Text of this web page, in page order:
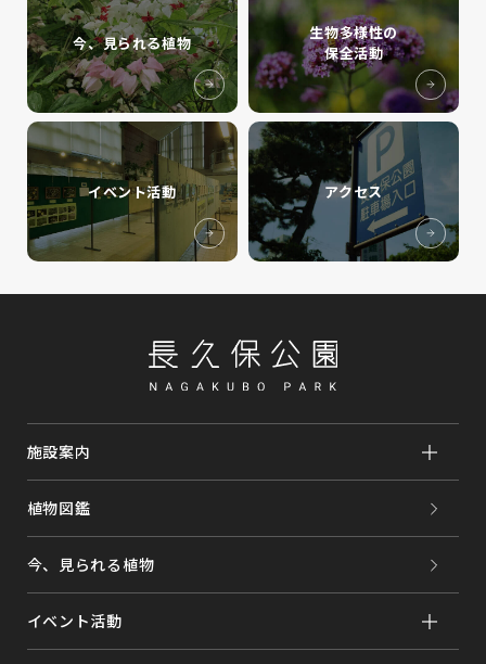
今、見られる植物
生物多様性の
保全活動
イベント活動 アクセス
施設案内
植物図鑑
今、見られる植物
イベント活動